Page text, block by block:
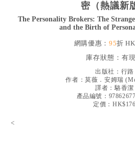
哲學／宗教比較
見證／傳記
文藝／勵志
精選影音
密（熱議新
The Personality Brokers: The
and the Birth of
網購優惠： 95折 HK
庫存狀態： 有
出版社： 行路
作者：莫薇．安姆瑞 (
譯者： 駱香潔
產品編號：
定價：HK$176
<